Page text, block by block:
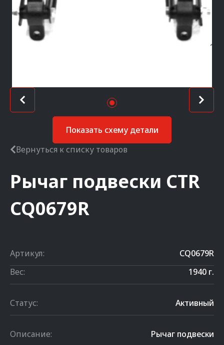
Показать схему детали
Вернуться к списку товаров
Рычаг подвески CTR
CQ0679R
Артикул:
CQ0679R
Вес:
1940 г.
Статус: Активный
Описание: Рычаг подвески